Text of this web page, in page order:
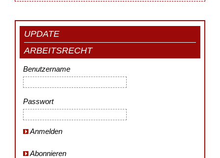
UPDATE
ARBEITSRECHT
Benutzername
Passwort
Anmelden
Abonnieren